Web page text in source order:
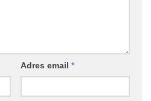
Adres email *